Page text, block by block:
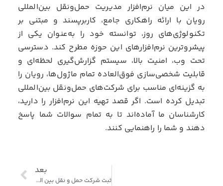
در این میان نرم‌افزار مدیریت حمل‌ونقل بین‌المللی
رویان با ارائه راهکاری جامع، کاربرپسند و مبتنی بر
تکنولوژی‌های روز، توانسته خود را به‌عنوان یکی از
پیشروترین نرم‌افزارهای این حوزه مطرح کند. دسترسی
تحت وب، امنیت بالا، سیستم گزارش‌گیری لحظه‌ای و
قابلیت شخصی‌سازی فوق‌العاده تمام ماژول‌ها، رویان را
به گزینه‌ای مناسب برای شرکت‌های حمل‌ونقل بین‌المللی
تبدیل کرده است. اگر قصد تهیه این نرم‌افزار را دارید،
کارشناسان ما آماده‌اند تا به تمام سوالات شما پاسخ
دهند و شما را راهنمایی کنند.
بعد
ثبت شرکت حمل و نقل بین المللی و شرایط و مدارک لازم ۱۴۰۴